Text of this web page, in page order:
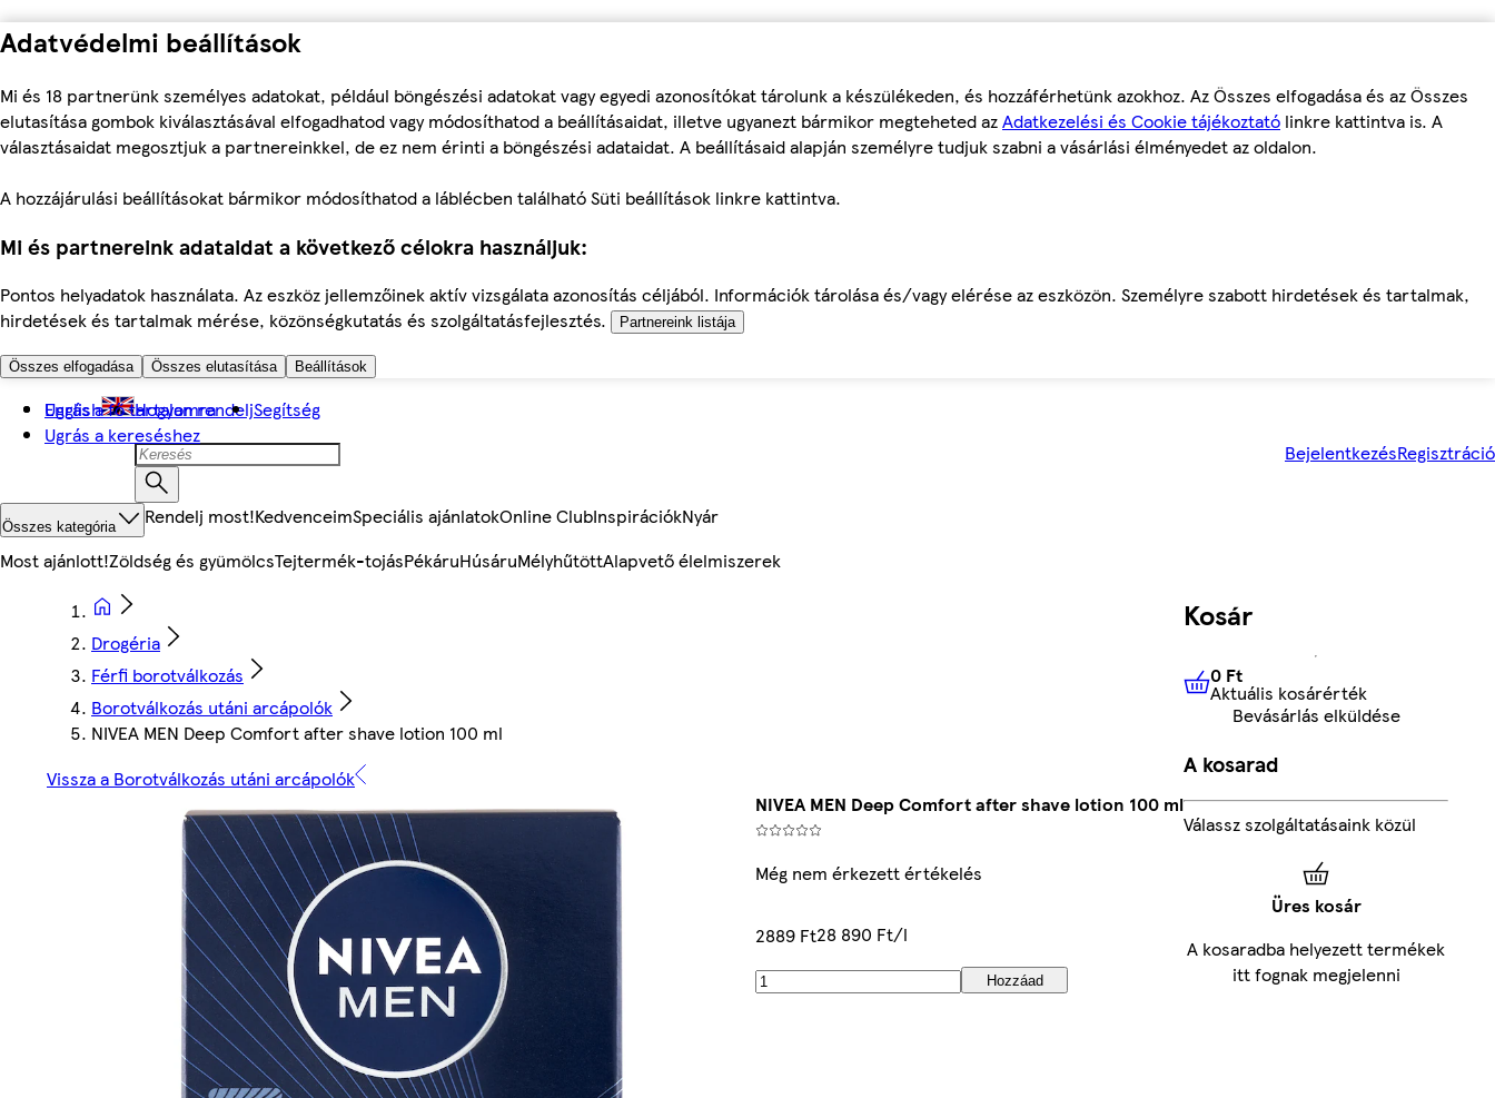
Adatvédelmi beállítások
Mi és 18 partnerünk személyes adatokat, például böngészési adatokat vagy egyedi azonosítókat tárolunk a készülékeden, és hozzáférhetünk azokhoz. Az Összes elfogadása és az Összes
elutasítása gombok kiválasztásával elfogadhatod vagy módosíthatod a beállításaidat, illetve ugyanezt bármikor megteheted azAdatkezelési és Cookie tájékoztató linkre kattintva is. A
választásaidat megosztjuk a partnereinkkel, de ez nem érinti a böngészési adataidat. A beállításaid alapján személyre tudjuk szabni a vásárlási élményedet az oldalon.
A hozzájárulási beállításokat bármikor módosíthatod a láblécben található Süti beállítások linkre kattintva.
Mi és partnereink adataidat a következő célokra használjuk:
Pontos helyadatok használata. Az eszköz jellemzőinek aktív vizsgálata azonosítás céljából. Információk tárolása és/vagy elérése az eszközön. Személyre szabott hirdetések és tartalmak,
hirdetések és tartalmak mérése, közönségkutatás és szolgáltatásfejlesztés.
Partnereink listája
Összes elfogadása Összes elutasítása Beállítások
Ugrás a fő tartalomra
Ugrás a kereséshez
English Hogyan rendeljSegítség
BejelentkezésRegisztráció
Összes kategória Rendelj most!KedvenceimSpeciális ajánlatokOnline ClubInspirációkNyár
Most ajánlott!Zöldség és gyümölcsTejtermék-tojásPékáruHúsáruMélyhűtöttAlapvető élelmiszerek
Drogéria
Férfi borotválkozás
Borotválkozás utáni arcápolók
NIVEA MEN Deep Comfort after shave lotion 100 ml
Vissza a Borotválkozás utáni arcápolók
NIVEA MEN Deep Comfort after shave lotion 100 ml
Még nem érkezett értékelés
2889 Ft28 890 Ft/l
Hozzáad
Kosár
0 FtAktuális kosárérték
0 Ft
Aktuális kosárérték
Bevásárlás elküldése
A kosarad
Válassz szolgáltatásaink közül
Üres kosár
A kosaradba helyezett termékek
itt fognak megjelenni